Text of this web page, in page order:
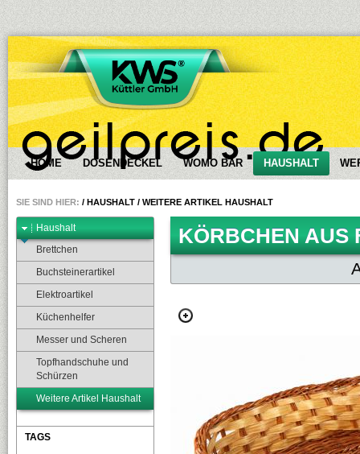
HOME DOSENDECKEL WOMO BÄR HAUSHALT
SIE SIND HIER: / HAUSHALT / WEITERE ARTIKEL HAUSHALT
Haushalt
Brettchen
Buchsteinerartikel
Elektroartikel
Küchenhelfer
Messer und Scheren
Topfhandschuhe und
Schürzen
Weitere Artikel Haushalt
TAGS
KÖRBCHEN AUS